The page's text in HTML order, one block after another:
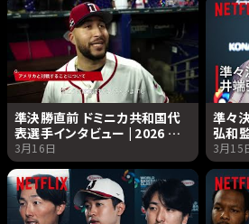
準決勝直前 ドミニカ共和国代
表選手インタビュー | 2026 ワ
ールドベースボールクラシック
| Netflix Japan
3月16日
準々
弘和
ルド
3月15